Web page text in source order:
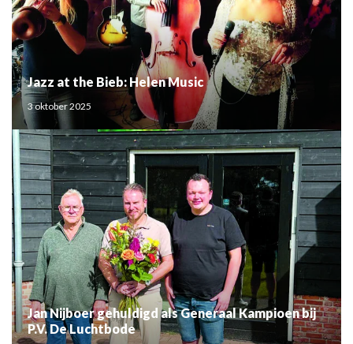
Jazz at the Bieb: Helen Music
3 oktober 2025
Jan Nijboer gehuldigd als Generaal Kampioen bij
P.V. De Luchtbode